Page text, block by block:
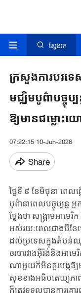
ស្វែងរក
ក្រសួងការបរទ
មជ្ឈិមបូព៌ាបច្ចុ
ឱ្យមានជម្លោះ
07:22:15 10-Jun-2026
Share
ថ្ងៃទី ៩ ខែមិថុនា ពេ
បូព៌ានាពេលបច្ចុប្បន្ន
ថ្លែងថា សង្គ្រាមអាម
អស់រយៈពេលជាងបីខែ
ដល់ប្រទេសក្នុងតំបន់ឈូ
ចរចារវាងអ៊ីរ៉ង់និងអា
ណាមួយក៏មិនគួរបង្កឱ្យ
សុខខាងអធិបតេយ្យភ
ក៏ត្រូវទទួលបានការគោ